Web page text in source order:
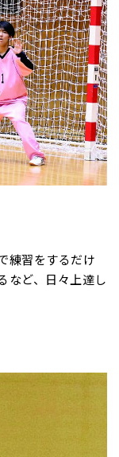
練習をするだけ
など、日々上達し